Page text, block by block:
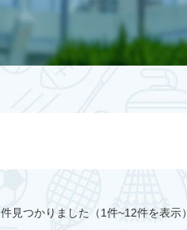
件見つかりました（1件~12件を表示）